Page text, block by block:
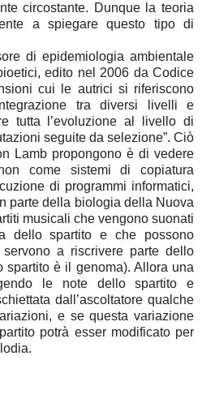
circostante. Dunque la teoria
a spiegare questo tipo di
di epidemiologia ambientale
edito nel 2006 da Codice
cui le autrici si riferiscono
tra diversi livelli e
tutta l’evoluzione al livello di
seguite da selezione”. Ciò
Lamb propongono è di vedere
come sistemi di copiatura
di programmi informatici,
parte della biologia della Nuova
musicali che vengono suonati
dello spartito e che possono
a riscrivere parte dello
spartito è il genoma). Allora una
le note dello spartito e
dall’ascoltatore qualche
e se questa variazione
potrà esser modificato per